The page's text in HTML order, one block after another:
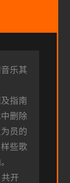
乐其
指南
删除
员的
些歌
开